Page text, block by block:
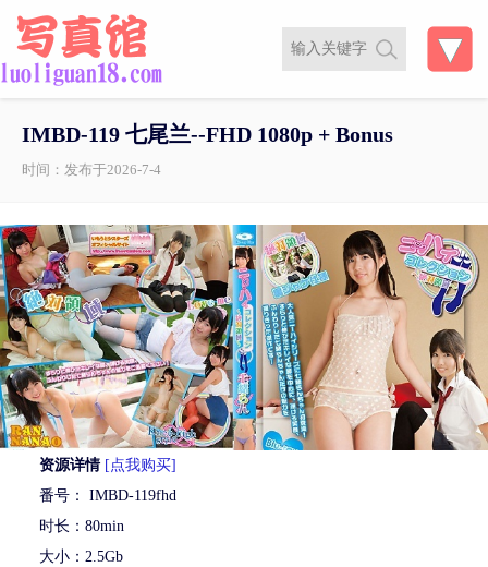
IMBD-119 七尾兰--FHD 1080p + Bonus
时间：发布于2026-7-4
资源详情 [点我购买]
番号： IMBD-119fhd
时长：80min
大小：2.5Gb